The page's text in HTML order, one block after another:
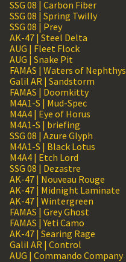
SSG 08 | Carbon Fiber
SSG 08 | Spring Twilly
SSG 08 | Prey
AK-47 | Steel Delta
AUG | Fleet Flock
AUG | Snake Pit
FAMAS | Waters of Nephthys
Galil AR | Sandstorm
FAMAS | Doomkitty
M4A1-S | Mud-Spec
M4A4 | Eye of Horus
M4A1-S | briefing
SSG 08 | Azure Glyph
M4A1-S | Black Lotus
M4A4 | Etch Lord
SSG 08 | Dezastre
AK-47 | Nouveau Rouge
AK-47 | Midnight Laminate
AK-47 | Wintergreen
FAMAS | Grey Ghost
FAMAS | Yeti Camo
AK-47 | Searing Rage
Galil AR | Control
AUG | Commando Company